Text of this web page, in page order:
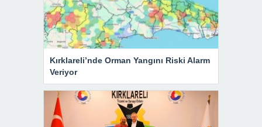
Kırklareli’nde Orman Yangını Riski Alarm
Veriyor